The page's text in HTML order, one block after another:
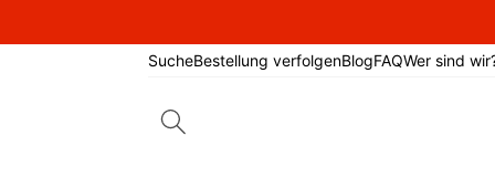
SucheBestellung verfolgenBlogFAQWer sind